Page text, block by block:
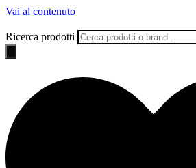
Vai al contenuto
Ricerca prodotti